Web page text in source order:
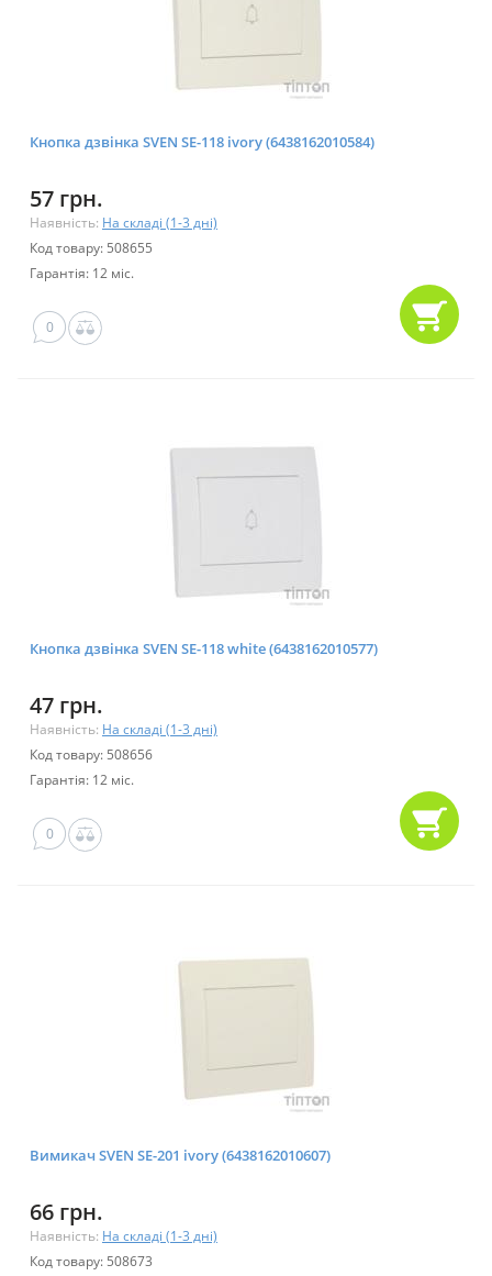
Кнопка дзвінка SVEN SE-118 ivory (6438162010584)
57 грн.
Наявність: На складі (1-3 дні)
Код товару: 508655
Гарантія: 12 міс.
0
Кнопка дзвінка SVEN SE-118 white (6438162010577)
47 грн.
Наявність: На складі (1-3 дні)
Код товару: 508656
Гарантія: 12 міс.
0
Вимикач SVEN SE-201 ivory (6438162010607)
66 грн.
Наявність: На складі (1-3 дні)
Код товару: 508673